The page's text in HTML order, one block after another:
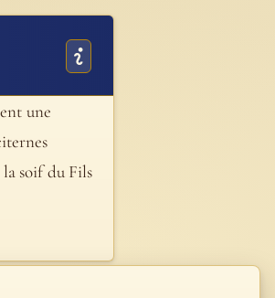
une
la soif du Fils